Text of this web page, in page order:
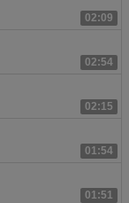
02:09
02:54
02:15
01:54
01:51